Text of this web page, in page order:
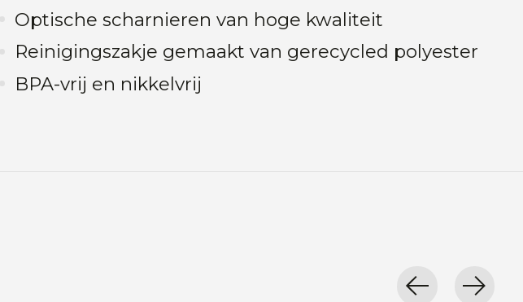
Optische scharnieren van hoge kwaliteit
Reinigingszakje gemaakt van gerecycled polyester
BPA-vrij en nikkelvrij